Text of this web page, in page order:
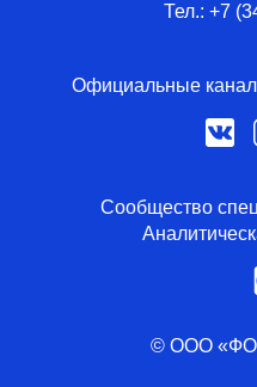
Тел.: +7
Официальные
Сообщество
© ООО